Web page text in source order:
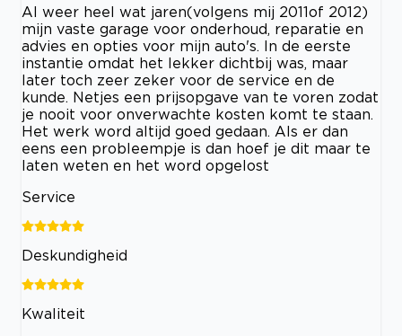
Al weer heel wat jaren(volgens mij 2011of 2012)
mijn vaste garage voor onderhoud, reparatie en
advies en opties voor mijn auto's. In de eerste
instantie omdat het lekker dichtbij was, maar
later toch zeer zeker voor de service en de
kunde. Netjes een prijsopgave van te voren zodat
je nooit voor onverwachte kosten komt te staan.
Het werk word altijd goed gedaan. Als er dan
eens een probleempje is dan hoef je dit maar te
laten weten en het word opgelost
Service
Deskundigheid
Kwaliteit